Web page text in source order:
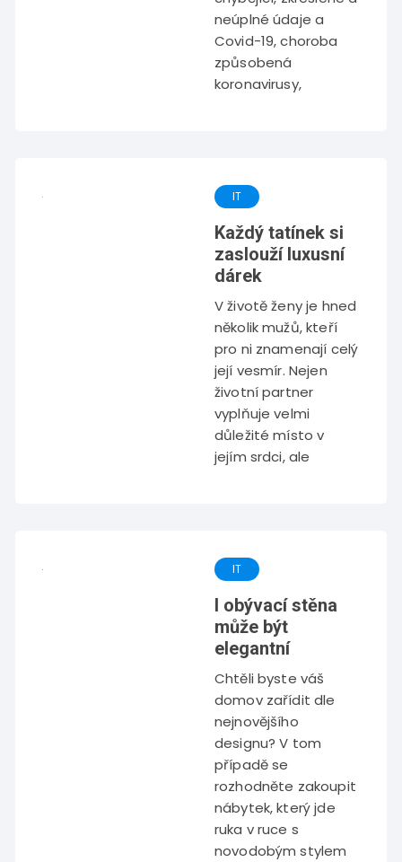
neúplné údaje a
Covid-19, choroba
způsobená
koronavirusy,
IT
Každý tatínek si
zaslouží luxusní
dárek
V životě ženy je hned
několik mužů, kteří
pro ni znamenají celý
její vesmír. Nejen
životní partner
vyplňuje velmi
důležité místo v
jejím srdci, ale
IT
I obývací stěna
může být
elegantní
Chtěli byste váš
domov zařídit dle
nejnovějšího
designu? V tom
případě se
rozhodněte zakoupit
nábytek, který jde
ruka v ruce s
novodobým stylem